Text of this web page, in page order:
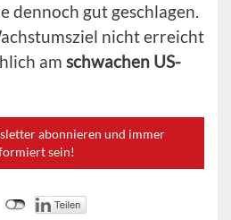
dennoch gut geschlagen.
nicht erreicht
am schwachen US-
abonnieren und immer
sein!